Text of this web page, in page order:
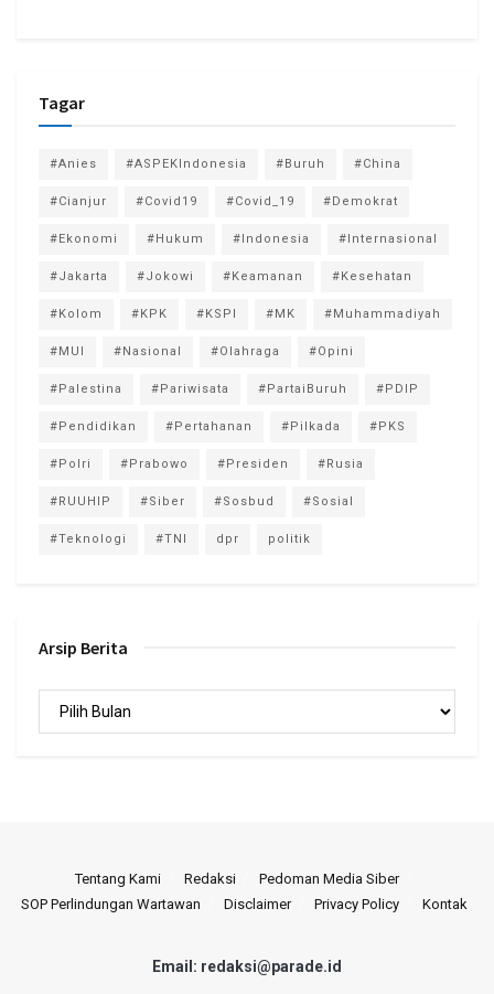
Tagar
#Anies #ASPEKIndonesia #Buruh #China
#Cianjur #Covid19 #Covid_19 #Demokrat
#Ekonomi #Hukum #Indonesia #Internasional
#Jakarta #Jokowi #Keamanan #Kesehatan
#Kolom #KPK #KSPI #MK #Muhammadiyah
#MUI #Nasional #Olahraga #Opini
#Palestina #Pariwisata #PartaiBuruh #PDIP
#Pendidikan #Pertahanan #Pilkada #PKS
#Polri #Prabowo #Presiden #Rusia
#RUUHIP #Siber #Sosbud #Sosial
#Teknologi #TNI dpr politik
Arsip Berita
Tentang Kami Redaksi
Pedoman Media Siber
SOP Perlindungan Wartawan
Disclaimer Privacy Policy Kontak
Email: redaksi@parade.id